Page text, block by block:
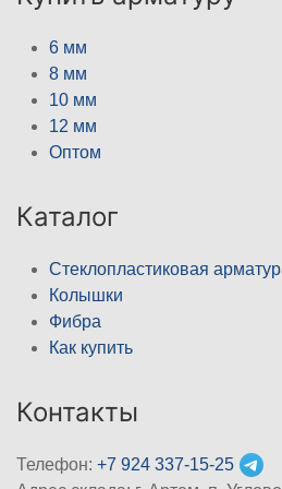
6 мм
8 мм
10 мм
12 мм
Оптом
Каталог
Стеклопластиковая
Колышки
Фибра
Как купить
Контакты
Телефон: +7 924 337-15-25